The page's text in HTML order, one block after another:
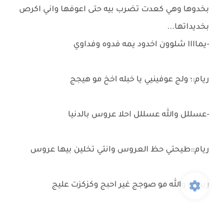
بخدوها وهي كعدت تضرب بيه حتى اعوفها واني اكرص
بخديداتها...
-يماااا شلوون اخدود يمه فدوه وفداوي
ريام:؛ ولج عوفينيي يا خبله اخخ مو هيجج
-عسللل والله عسللل احلا عروس بالدنيا
ريام::طيحتي حظ العروس وانتي تخلين بيها عروس
ريتاج:: والله مو صوجج غير احبج وكزكزت عليج